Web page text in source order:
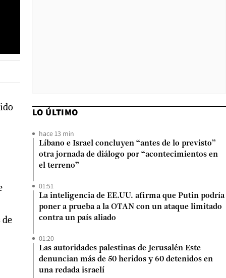
de
LO ÚLTIMO
hace 13 min
Líbano e Israel concluyen “antes de lo previsto”
otra jornada de diálogo por “acontecimientos en
el terreno”
01:51
La inteligencia de EE.UU. afirma que Putin podría
poner a prueba a la OTAN con un ataque limitado
contra un país aliado
01:20
Las autoridades palestinas de Jerusalén Este
denuncian más de 50 heridos y 60 detenidos en
una redada israelí